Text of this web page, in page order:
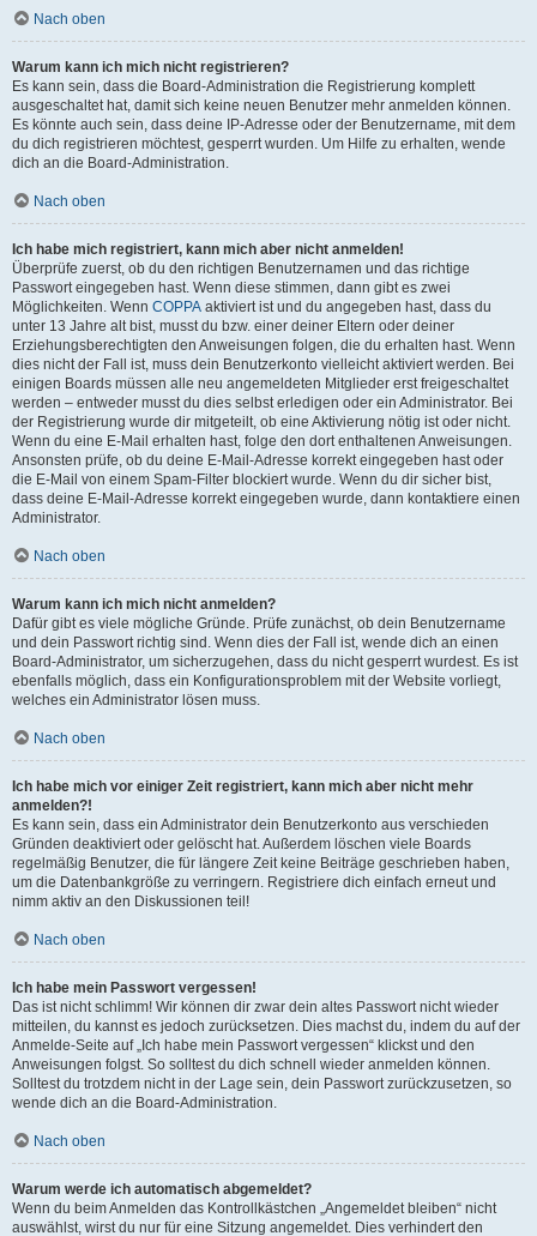
Nach oben
Warum kann ich mich nicht registrieren?
Es kann sein, dass die Board-Administration die Registrierung komplett
ausgeschaltet hat, damit sich keine neuen Benutzer mehr anmelden können.
Es könnte auch sein, dass deine IP-Adresse oder der Benutzername, mit dem
du dich registrieren möchtest, gesperrt wurden. Um Hilfe zu erhalten, wende
dich an die Board-Administration.
Nach oben
Ich habe mich registriert, kann mich aber nicht anmelden!
Überprüfe zuerst, ob du den richtigen Benutzernamen und das richtige
Passwort eingegeben hast. Wenn diese stimmen, dann gibt es zwei
Möglichkeiten. Wenn COPPA aktiviert ist und du angegeben hast, dass du
unter 13 Jahre alt bist, musst du bzw. einer deiner Eltern oder deiner
Erziehungsberechtigten den Anweisungen folgen, die du erhalten hast. Wenn
dies nicht der Fall ist, muss dein Benutzerkonto vielleicht aktiviert werden. Bei
einigen Boards müssen alle neu angemeldeten Mitglieder erst freigeschaltet
werden – entweder musst du dies selbst erledigen oder ein Administrator. Bei
der Registrierung wurde dir mitgeteilt, ob eine Aktivierung nötig ist oder nicht.
Wenn du eine E-Mail erhalten hast, folge den dort enthaltenen Anweisungen.
Ansonsten prüfe, ob du deine E-Mail-Adresse korrekt eingegeben hast oder
die E-Mail von einem Spam-Filter blockiert wurde. Wenn du dir sicher bist,
dass deine E-Mail-Adresse korrekt eingegeben wurde, dann kontaktiere einen
Administrator.
Nach oben
Warum kann ich mich nicht anmelden?
Dafür gibt es viele mögliche Gründe. Prüfe zunächst, ob dein Benutzername
und dein Passwort richtig sind. Wenn dies der Fall ist, wende dich an einen
Board-Administrator, um sicherzugehen, dass du nicht gesperrt wurdest. Es ist
ebenfalls möglich, dass ein Konfigurationsproblem mit der Website vorliegt,
welches ein Administrator lösen muss.
Nach oben
Ich habe mich vor einiger Zeit registriert, kann mich aber nicht mehr
anmelden?!
Es kann sein, dass ein Administrator dein Benutzerkonto aus verschieden
Gründen deaktiviert oder gelöscht hat. Außerdem löschen viele Boards
regelmäßig Benutzer, die für längere Zeit keine Beiträge geschrieben haben,
um die Datenbankgröße zu verringern. Registriere dich einfach erneut und
nimm aktiv an den Diskussionen teil!
Nach oben
Ich habe mein Passwort vergessen!
Das ist nicht schlimm! Wir können dir zwar dein altes Passwort nicht wieder
mitteilen, du kannst es jedoch zurücksetzen. Dies machst du, indem du auf der
Anmelde-Seite auf „Ich habe mein Passwort vergessen“ klickst und den
Anweisungen folgst. So solltest du dich schnell wieder anmelden können.
Solltest du trotzdem nicht in der Lage sein, dein Passwort zurückzusetzen, so
wende dich an die Board-Administration.
Nach oben
Warum werde ich automatisch abgemeldet?
Wenn du beim Anmelden das Kontrollkästchen „Angemeldet bleiben“ nicht
auswählst, wirst du nur für eine Sitzung angemeldet. Dies verhindert den